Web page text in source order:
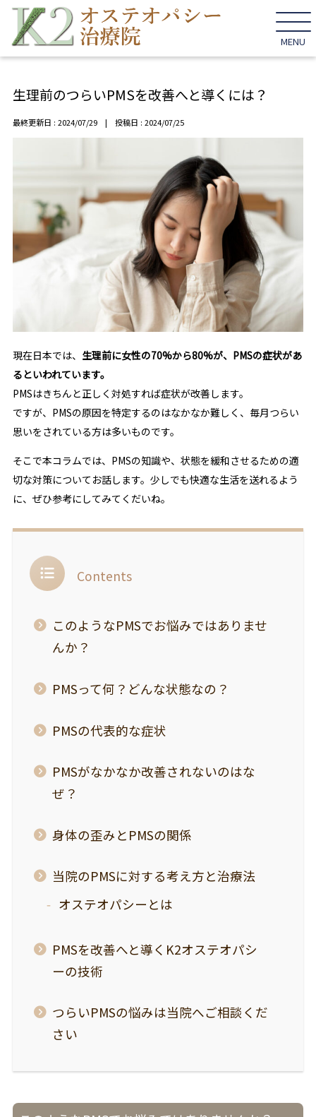
MENU
生理前のつらいPMSを改善へと導くには？
最終更新日 : 2024/07/29 | 投稿日 : 2024/07/25
現在日本では、 生理前に女性の70%から80%が、PMSの症状があ
るといわれています。
PMSはきちんと正しく対処すれば症状が改善します。
ですが、PMSの原因を特定するのはなかなか難しく、毎月つらい
思いをされている方は多いものです。
そこで本コラムでは、PMSの知識や、状態を緩和させるための適
切な対策についてお話します。少しでも快適な生活を送れるよう
に、ぜひ参考にしてみてくだいね。
Contents
このようなPMSでお悩みではありませ
んか？
PMSって何？どんな状態なの？
PMSの代表的な症状
PMSがなかなか改善されないのはな
ぜ？
身体の歪みとPMSの関係
当院のPMSに対する考え方と治療法
オステオパシーとは
PMSを改善へと導くK2オステオパシ
ーの技術
つらいPMSの悩みは当院へご相談くだ
さい